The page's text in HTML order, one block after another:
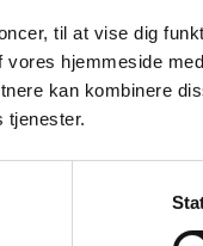
til at vise dig
hjemmeside
kan kombinere
tjenester.